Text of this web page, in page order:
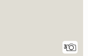
3